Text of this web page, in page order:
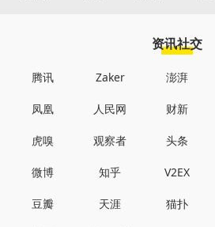
资讯社交
腾讯 Zaker 澎湃
凤凰 人民网 财新
虎嗅 观察者 头条
微博 知乎 V2EX
豆瓣 天涯 猫扑